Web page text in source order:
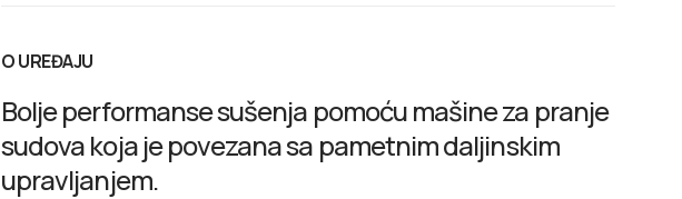
O UREĐAJU
Bolje performanse sušenja pomoću mašine za pranje
sudova koja je povezana sa pametnim daljinskim
upravljanjem.